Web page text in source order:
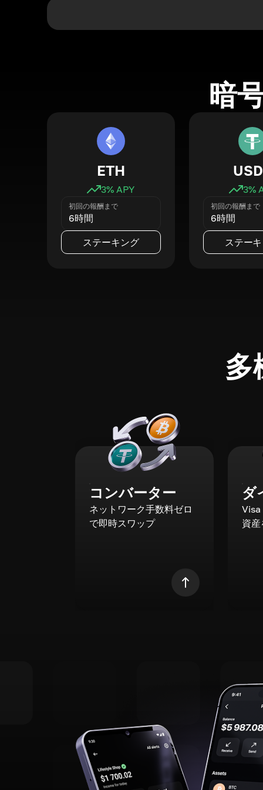
暗
ETH
3% APY
初回の報酬まで
6時間
ステーキング
3%
初回の報酬まで
6時間
ステー
多
コンバーター
ネットワーク手数料ゼロ
で即時スワップ
ダ
資